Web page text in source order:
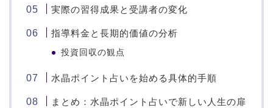
実際の習得成果と受講者の変化
指導料金と長期的価値の分析
投資回収の観点
水晶ポイント占いを始める具体的手順
まとめ：水晶ポイント占いで新しい人生の扉